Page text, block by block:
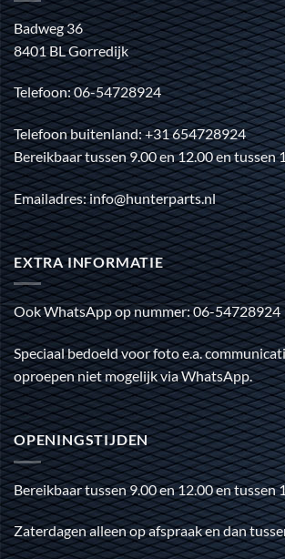
Badweg 36
8401 BL Gorredijk
Telefoon: 06-54728924
Telefoon buitenland: +31 654728924
Bereikbaar tussen 9.00 en 12.00 en tussen
Emailadres: info@hunterparts.nl
EXTRA INFORMATIE
Ook WhatsApp op nummer: 06-54728924
Speciaal bedoeld voor foto e.a.
oproepen niet mogelijk via WhatsApp.
OPENINGSTIJDEN
Bereikbaar tussen 9.00 en 12.00 en tussen
Zaterdagen alleen op afspraak en dan